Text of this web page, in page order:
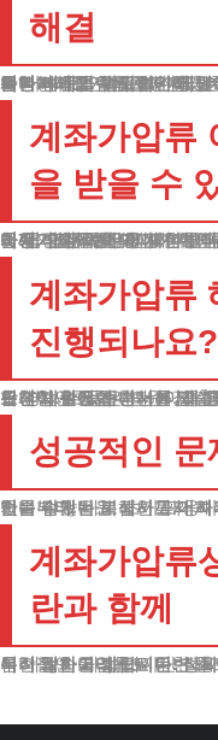
해결
안녕하세요. 법무법인 테헤란 변호사입니다.요즘 많은 분들이 경제적 어려움을 겪고 계신데요.
특히 계좌가압류로 인해 일상생활에 큰 지장을 받으시는 분들이 많습니다.
채권자가 법원의 허가를 받아 채무자의 재산을 압류하는 이러한
은행거래중지는 채권자가 취할 수 있는 강력한 법적 수단 중 하나입니다. 이로 인해 급여 입금이나 생활비 사용이 제한되어 일상생활이 불가능해질 수 있습니다.
계좌가압류
을 받을 수
금융거래제한은 갑자기 이루어지는 것이 아닙니다. 대부분 수 차례의 연락
계좌가압류상태에서는 급여나 생활비 입금도 어려워 매우 힘든 상황이 됩니다.
이런 상황을 벗어나기 위
첫째, 안정적이고 정기적인 수입이 있어야 합니다. 이는 최저생계비 이상의 소득을 의미하며, 직장인뿐만 아니라 개인사업자도 해당됩니다.
둘째, 현재 보유한 재산보다 빚이 더 많아야 합니다. 이는 주택
계좌가압류
진행되나요?
우선 법원에 신청서를 제출하면서 금융거래제한 조치를 막아달라고 요청할 수 있습니다. 이를 통해 계좌가압류 상태를 해제하고 정상적인 경제활동이 가
구체적인 진행 순서를 말씀드리면, 먼저 필요한 서류들을 준비해야 합니다. 소득증빙서류, 재산관련서류, 채무관련서류 등이 필요한데요. 이 서류들은 법원마다 요구하는 양식이 조금씩 다르므로 정확한 확인이 필요합니다.
성공적인 문
저는 수많은 의뢰인들의 사례를 통해 한 가지 확실한 사실을 알게 되었습니다. 바로 초기 대응이 가장 중요하다는 것입니다.
법률 절차는 복잡하고 어려워 보일 수 있습니다. 실제로
계좌가압류
란과 함께
이런 절차를 밟으시는 분들 중에는 처음에는 두려움을 가지시는 경우가 많습니다. 하지만 정확한 정보를 바탕으로 진행하면 충분히 극복 가능한 과정입니다. 실제로 많은 분들이 이 과정을 통해 새로운 시작을 하고 계십니다.
특히 계좌가압류로 인한 스트레스는 단순히 경제적인 문제를 넘어 심리적인